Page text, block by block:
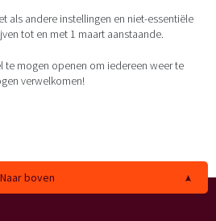
als andere instellingen en niet-essentiële
tot en met 1 maart aanstaande.
te mogen openen om iedereen weer te
verwelkomen!
Naar boven